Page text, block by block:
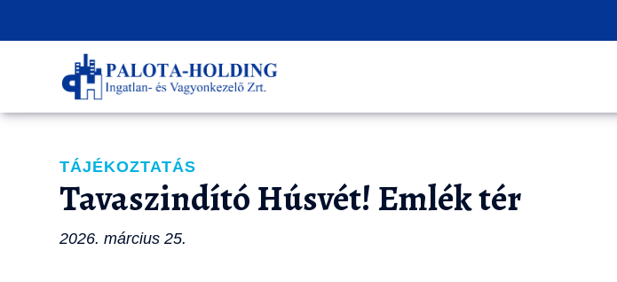
TÁJÉKOZTATÁS
Tavaszindító Húsvét! Emlék tér
2026. március 25.